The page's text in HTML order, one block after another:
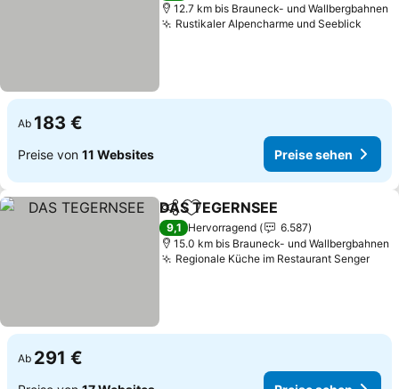
12.7 km bis Brauneck- und Wallbergbahnen
Rustikaler Alpencharme und Seeblick
Ab 183 €
Preise von 11 Websites Preise sehen
TeilenZu Favoriten hinzufügen
DAS TEGERNSEE
9,1 Hervorragend
6.587
15.0 km bis Brauneck- und Wallbergbahnen
Regionale Küche im Restaurant Senger
Ab 291 €